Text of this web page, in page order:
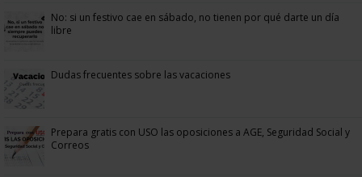
No: si un festivo cae en sábado, no tienen por qué darte un día
libre
Dudas frecuentes sobre las vacaciones
Prepara gratis con USO las oposiciones a AGE, Seguridad Social y
Correos